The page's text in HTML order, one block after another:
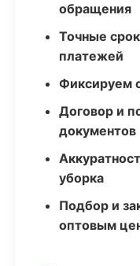
обращения
Точные
платежей
Фиксируем
Договор и
документов
уборка
Подбор и
оптовым